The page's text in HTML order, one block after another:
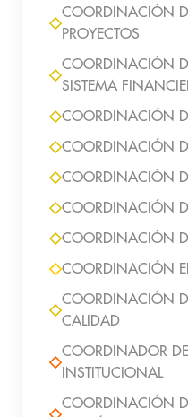
COORDINACIÓN
PROYECTOS
COORDINACIÓN
SISTEMA
COORDINACIÓN
COORDINACIÓN
COORDINACIÓN
COORDINACIÓN
COORDINACIÓN
COORDINACIÓN
COORDINACIÓN
CALIDAD
COORDINADOR
INSTITUCIONAL
COORDINACIÓN